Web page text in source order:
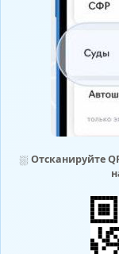
⛆ Отсканируйте